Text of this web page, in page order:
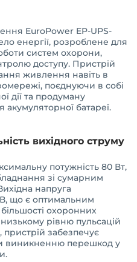
EuroPower EP-UPS-
енергії, розроблене для
систем охорони,
доступу. Пристрій
живлення навіть в
поєднуючи в собі
дії та продуману
батареї.
вихідного струму
потужність 80 Вт,
зі сумарним
напруга
В, що є оптимальним
охоронних
рівню пульсацій
забезпечує
виникненню перешкод у